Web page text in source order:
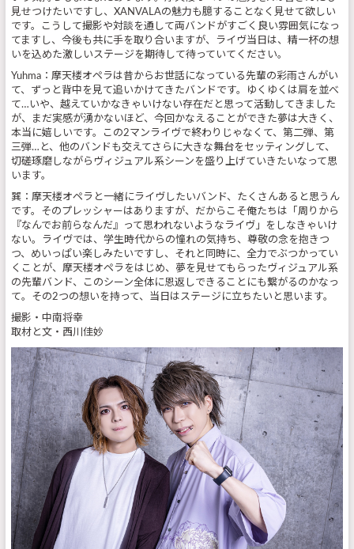
見せつけたいですし、XANVALAの魅力も臆することなく見せて欲しい
です。こうして撮影や対談を通して両バンドがすごく良い雰囲気になっ
てますし、今後も共に手を取り合いますが、ライヴ当日は、精一杯の想
いを込めた激しいステージを期待して待っていてください。
Yuhma：摩天楼オペラは昔からお世話になっている先輩の彩雨さんがい
て、ずっと背中を見て追いかけてきたバンドです。ゆくゆくは肩を並べ
て…いや、越えていかなきゃいけない存在だと思って活動してきました
が、まだ実感が湧かないほど、今回かなえることができた夢は大きく、
本当に嬉しいです。この2マンライヴで終わりじゃなくて、第二弾、第
三弾…と、他のバンドも交えてさらに大きな舞台をセッティングして、
切磋琢磨しながらヴィジュアル系シーンを盛り上げていきたいなって思
います。
巽：摩天楼オペラと一緒にライヴしたいバンド、たくさんあると思うん
です。そのプレッシャーはありますが、だからこそ俺たちは「周りから
『なんでお前らなんだ』って思われないようなライヴ」をしなきゃいけ
ない。ライヴでは、学生時代からの憧れの気持ち、尊敬の念を抱きつ
つ、めいっぱい楽しみたいですし、それと同時に、全力でぶつかってい
くことが、摩天楼オペラをはじめ、夢を見せてもらったヴィジュアル系
の先輩バンド、このシーン全体に恩返しできることにも繋がるのかなっ
て。その2つの想いを持って、当日はステージに立ちたいと思います。
撮影・中南将幸
取材と文・西川佳妙